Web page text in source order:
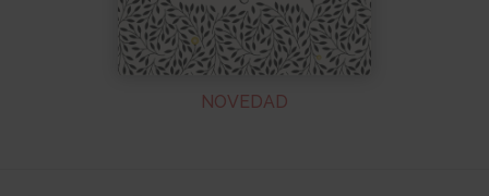
NOVEDAD